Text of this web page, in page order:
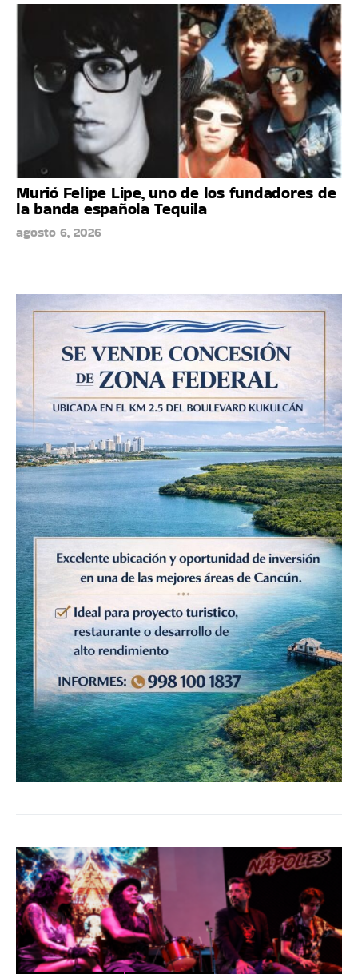
Murió Felipe Lipe, uno de los fundadores de
la banda española Tequila
agosto 6, 2026